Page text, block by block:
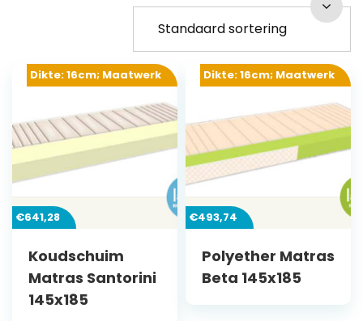
Dikte: 16cm; Maatwerk
€641,28
Koudschuim
Matras Santorini
145x185
Dikte: 16cm; Maatwerk
€493,74
Polyether Matras
Beta 145x185